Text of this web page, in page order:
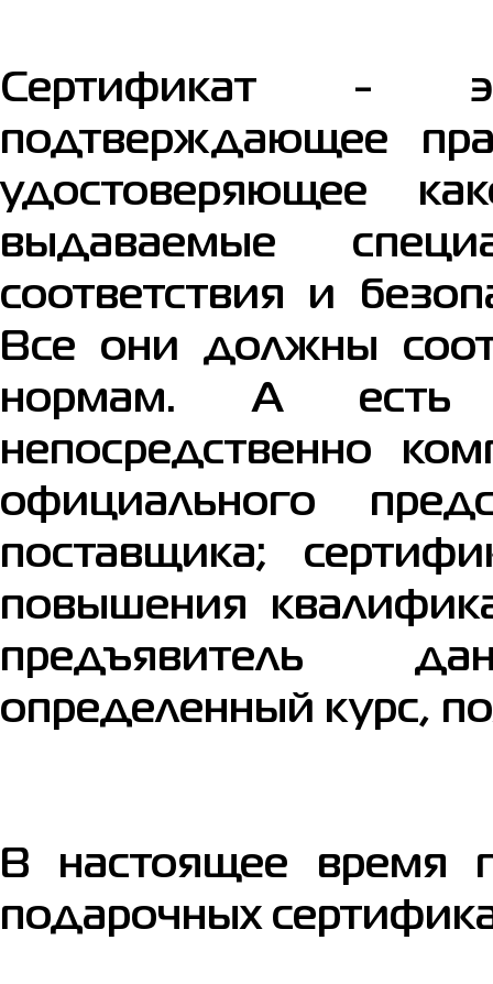
Сертификат -
подтверждающее
удостоверяющее
выдаваемые
соответствия и
Все они должны
нормам. А есть
непосредственно
официального
поставщика;
повышения
предъявитель
определенный курс,
В настоящее время
подарочных